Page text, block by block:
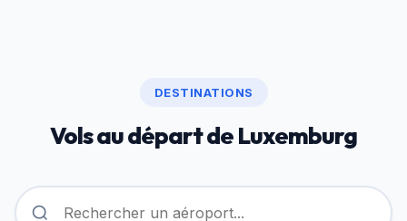
DESTINATIONS
Vols au départ de Luxemburg